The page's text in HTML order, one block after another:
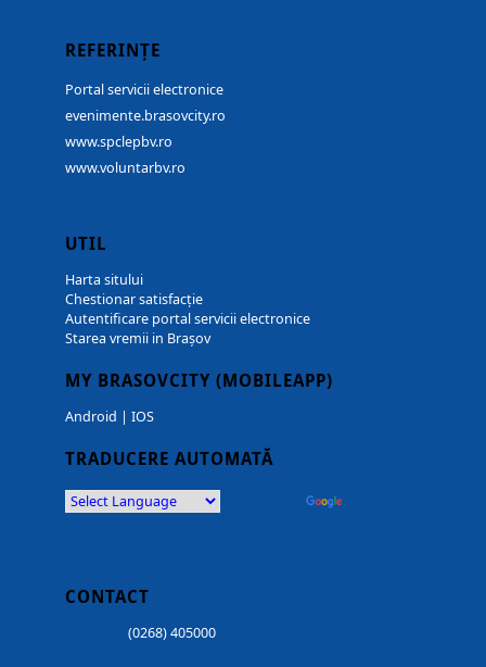
REFERINȚE
Portal servicii electronice
evenimente.brasovcity.ro
www.spclepbv.ro
www.voluntarbv.ro
UTIL
Harta sitului
Chestionar satisfacție
Autentificare portal servicii electronice
Starea vremii in Brașov
MY BRASOVCITY (MOBILEAPP)
Android | IOS
TRADUCERE AUTOMATĂ
CONTACT
(0268) 405000